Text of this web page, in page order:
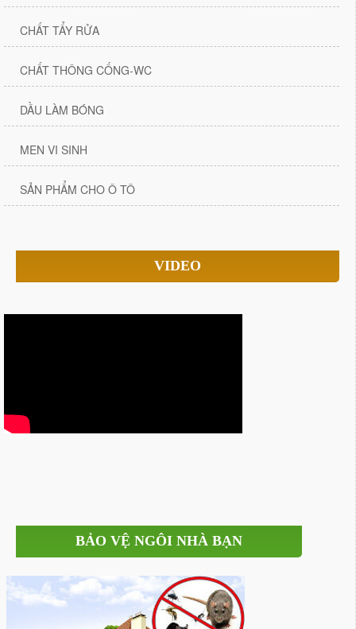
CHẤT TẨY RỬA
CHẤT THÔNG CỐNG-WC
DẦU LÀM BÓNG
MEN VI SINH
SẢN PHẨM CHO Ô TÔ
VIDEO
BẢO VỆ NGÔI NHÀ BẠN